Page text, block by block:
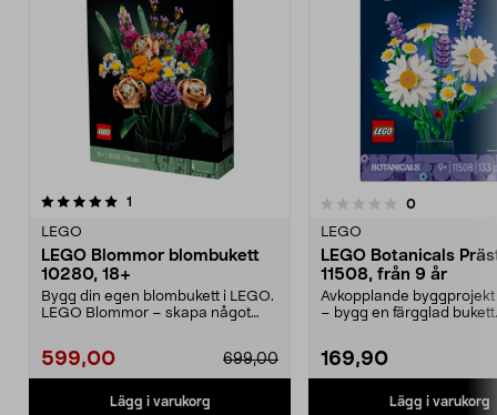
1
LEGO
LEGO Blommor blombukett
10280, 18+
Bygg din egen blombukett i LEGO.
LEGO Blommor – skapa något
599,00 699,00
Lägg i varukorg
0.0 av 5 stjärnor 0recensioner
LEGO
LEGO Botanicals
11508, från 9 år
Avkopplande
– bygg en färgglad
169,90
Lägg i varukorg
4.5 av 5 stjärnor